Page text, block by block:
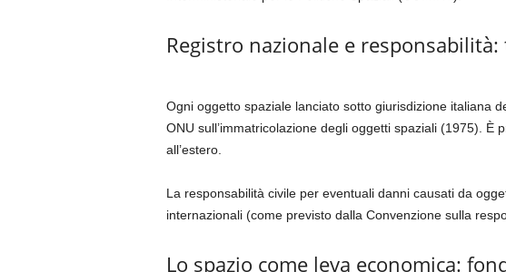
Registro nazionale e
Ogni oggetto spaziale lanciato sotto giurisdizione italiana
ONU sull’immatricolazione degli oggetti spaziali (1975).
all’estero.
La responsabilità civile per eventuali danni causati da
internazionali (come previsto dalla Convenzione sulla
Lo spazio come leva economica: